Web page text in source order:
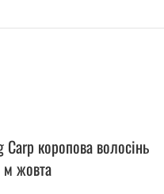
коропова волосінь
жовта